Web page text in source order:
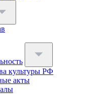
культуры РФ
акты